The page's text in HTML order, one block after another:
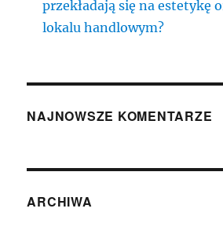
przekładają się na estetykę
lokalu handlowym?
NAJNOWSZE KOMENTARZE
ARCHIWA